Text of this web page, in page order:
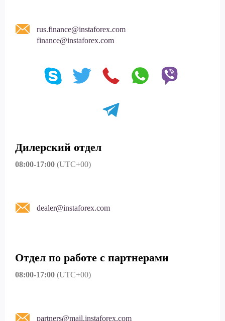
rus.finance@instaforex.com
finance@instaforex.com
Дилерский отдел
08:00-17:00 (UTC+00)
dealer@instaforex.com
Отдел по работе с партнерами
08:00-17:00 (UTC+00)
partners@mail.instaforex.com